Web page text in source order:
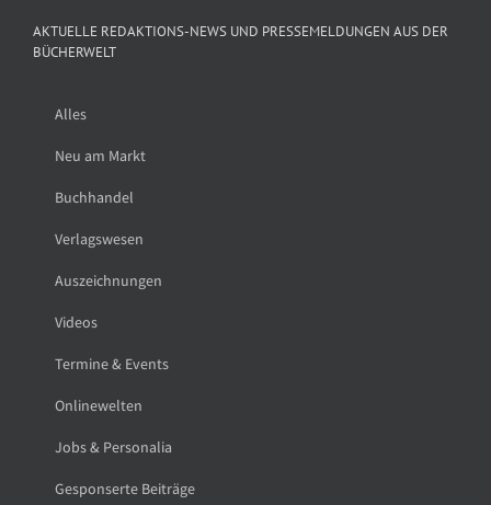
AKTUELLE REDAKTIONS-NEWS UND PRESSEMELDUNGEN AUS DER
BÜCHERWELT
Alles
Neu am Markt
Buchhandel
Verlagswesen
Auszeichnungen
Videos
Termine & Events
Onlinewelten
Jobs & Personalia
Gesponserte Beiträge